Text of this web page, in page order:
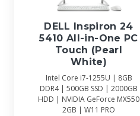
DELL Inspiron 24
5410 All-in-One PC
Touch (Pearl
White)
Intel Core i7-1255U | 8GB
DDR4 | 500GB SSD | 2000GB
HDD | NVIDIA GeForce MX550
2GB | W11 PRO